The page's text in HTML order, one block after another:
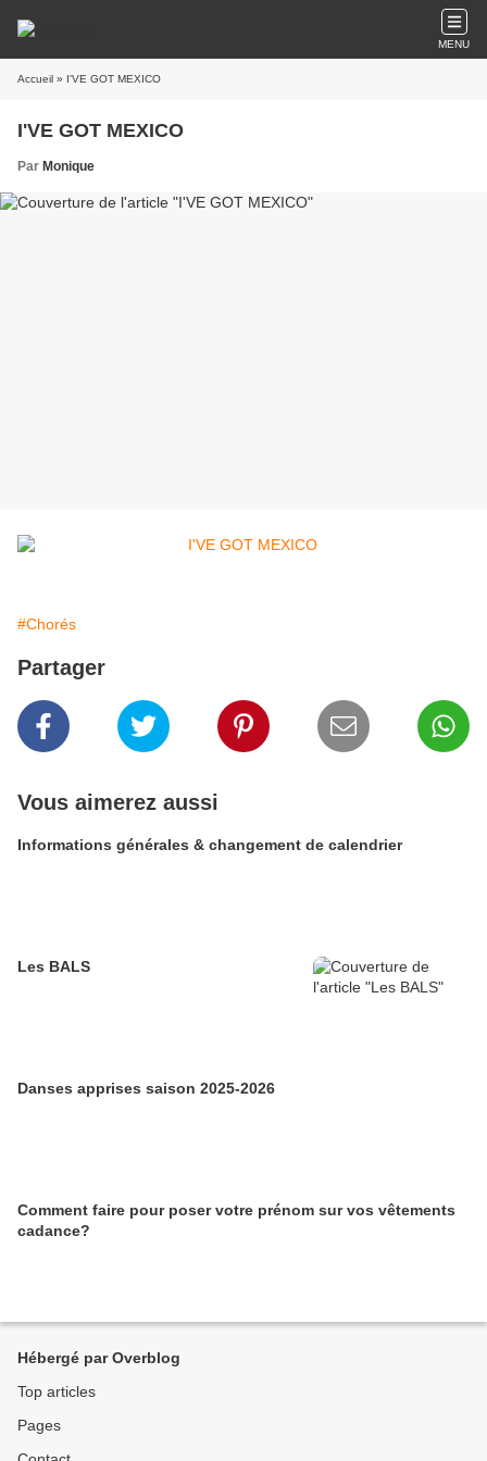
MENU
Accueil » I'VE GOT MEXICO
I'VE GOT MEXICO
Par Monique
#Chorés
Partager
Vous aimerez aussi
Informations générales & changement de calendrier
Les BALS
Danses apprises saison 2025-2026
Comment faire pour poser votre prénom sur vos vêtements
cadance?
Hébergé par Overblog
Top articles
Pages